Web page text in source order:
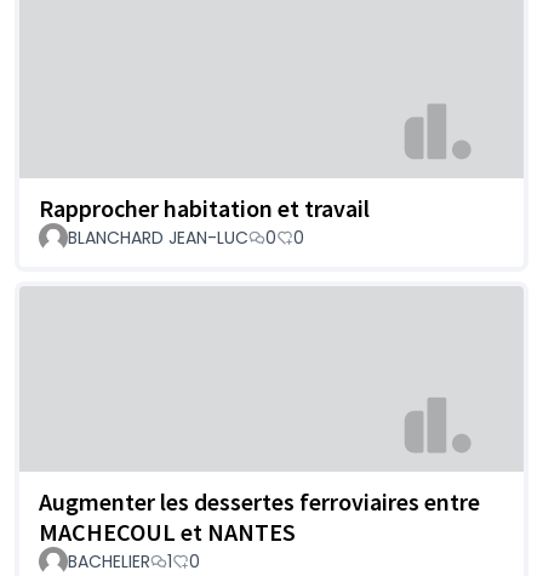
Rapprocher habitation et travail
BLANCHARD JEAN-LUC 0 0
Augmenter les dessertes ferroviaires entre
MACHECOUL et NANTES
BACHELIER 1 0